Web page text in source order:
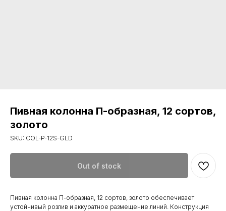
Пивная колонна П-образная, 12 сортов,
золото
SKU: COL-P-12S-GLD
Out of stock
Пивная колонна П-образная, 12 сортов, золото обеспечивает
устойчивый розлив и аккуратное размещение линий. Конструкция